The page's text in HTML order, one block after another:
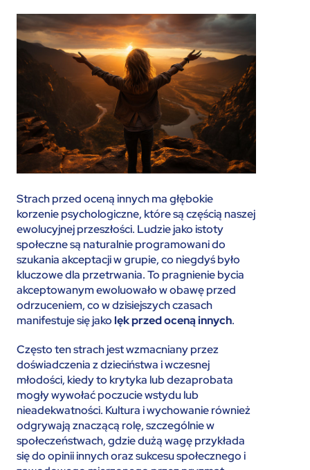
Strach przed oceną innych ma głębokie
korzenie psychologiczne, które są częścią naszej
ewolucyjnej przeszłości. Ludzie jako istoty
społeczne są naturalnie programowani do
szukania akceptacji w grupie, co niegdyś było
kluczowe dla przetrwania. To pragnienie bycia
akceptowanym ewoluowało w obawę przed
odrzuceniem, co w dzisiejszych czasach
manifestuje się jakolęk przed oceną innych.
Często ten strach jest wzmacniany przez
doświadczenia z dzieciństwa i wczesnej
młodości, kiedy to krytyka lub dezaprobata
mogły wywołać poczucie wstydu lub
nieadekwatności. Kultura i wychowanie również
odgrywają znaczącą rolę, szczególnie w
społeczeństwach, gdzie dużą wagę przykłada
się do opinii innych oraz sukcesu społecznego i